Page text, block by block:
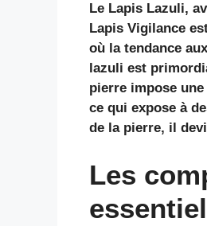
Le Lapis Lazuli,
Lapis Vigilance
où la tendance
lazuli est
pierre impose une
ce qui expose à
de la pierre, il
Les